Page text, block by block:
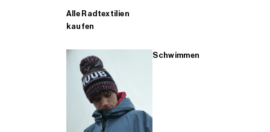
Alle Radtextilien
kaufen
Schwimmen